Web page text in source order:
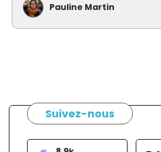
Pauline Martin
Suivez-nous